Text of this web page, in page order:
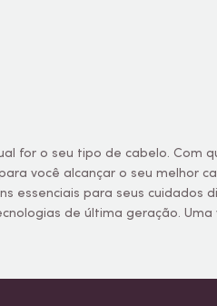
for o seu tipo de cabelo. Com
você alcançar o seu melhor
essenciais para seus cuidados
de última geração. Uma